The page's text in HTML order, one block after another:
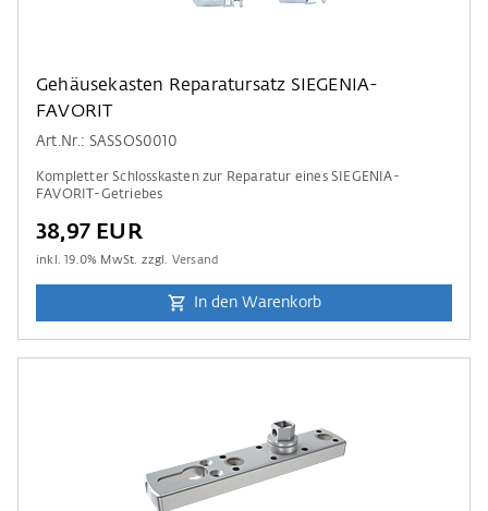
Gehäusekasten Reparatursatz SIEGENIA-
FAVORIT
Art.Nr.: SASSOS0010
Kompletter Schlosskasten zur Reparatur eines SIEGENIA-
FAVORIT-Getriebes
38,97 EUR
inkl.19.0% MwSt. zzgl. Versand
In den Warenkorb